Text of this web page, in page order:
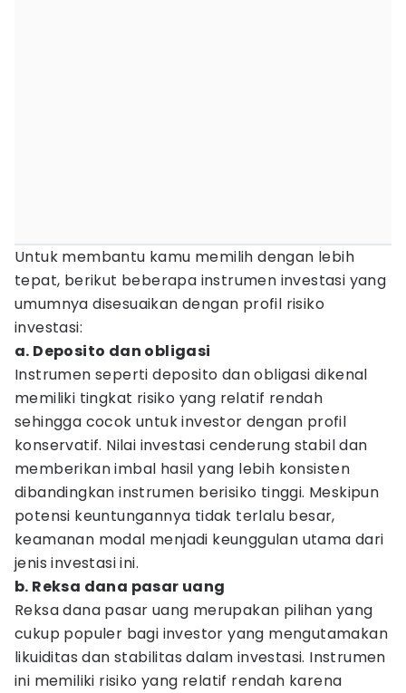
Untuk membantu kamu memilih dengan lebih
tepat, berikut beberapa instrumen investasi yang
umumnya disesuaikan dengan profil risiko
investasi:
a. Deposito dan obligasi
Instrumen seperti deposito dan obligasi dikenal
memiliki tingkat risiko yang relatif rendah
sehingga cocok untuk investor dengan profil
konservatif. Nilai investasi cenderung stabil dan
memberikan imbal hasil yang lebih konsisten
dibandingkan instrumen berisiko tinggi. Meskipun
potensi keuntungannya tidak terlalu besar,
keamanan modal menjadi keunggulan utama dari
jenis investasi ini.
b. Reksa dana pasar uang
Reksa dana pasar uang merupakan pilihan yang
cukup populer bagi investor yang mengutamakan
likuiditas dan stabilitas dalam investasi. Instrumen
ini memiliki risiko yang relatif rendah karena